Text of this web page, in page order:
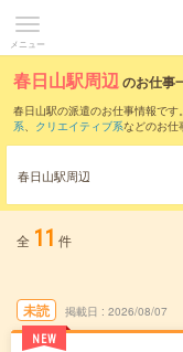
メニュー
春日山駅周辺のお仕事
春日山駅の派遣のお仕事情報です。
系、 クリエイティブ系などのお仕
また、黒井(新潟県)駅
のお仕事もご確認いただけます。
春日山駅周辺
全 11 件
未読
NEW
掲載日 2026/08/07